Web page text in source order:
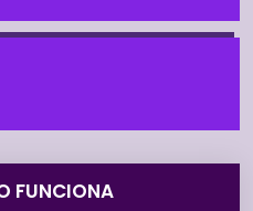
FUNCIONA